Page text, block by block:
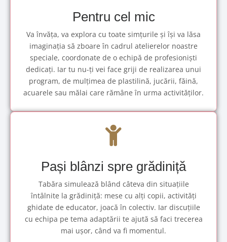
Pentru cel mic
Va învăța, va explora cu toate simțurile și își va lăsa
imaginația să zboare în cadrul atelierelor noastre
speciale, coordonate de o echipă de profesioniști
dedicați. Iar tu nu-ți vei face griji de realizarea unui
program, de mulțimea de plastilină, jucării, făină,
acuarele sau mălai care rămâne în urma activităților.
Pași blânzi spre grădiniță
Tabăra simulează blând câteva din situațiile
întâlnite la grădiniță: mese cu alți copii, activități
ghidate de educator, joacă în colectiv. Iar discuțiile
cu echipa pe tema adaptării te ajută să faci trecerea
mai ușor, când va fi momentul.